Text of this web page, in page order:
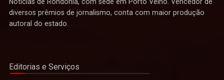
diversos prêmios de jornalismo, conta com maior produção
autoral do estado.
Editorias e Serviços